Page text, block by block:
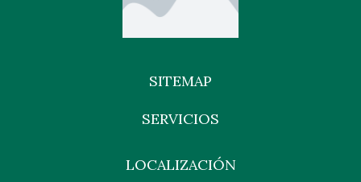
SITEMAP
SERVICIOS
LOCALIZACIÓN